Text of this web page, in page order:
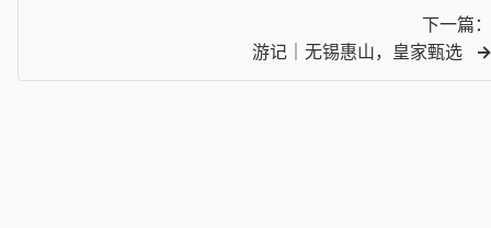
下一篇：
游记｜无锡惠山，皇家甄选
→